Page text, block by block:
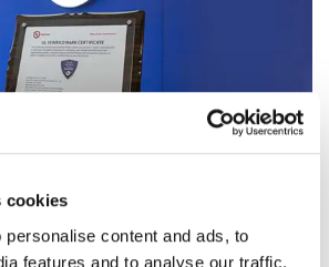
cookies
content and ads, to
features and to analyse our traffic.